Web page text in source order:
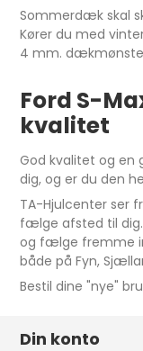
Sommerdæk skal
Kører du med
4 mm.
Ford S-
kvalitet
God kvalitet og en
dig, og er du den
TA-Hjulcenter ser
fælge afsted til
og fælge fremme
både på Fyn,
Bestil dine "nye"
Din konto